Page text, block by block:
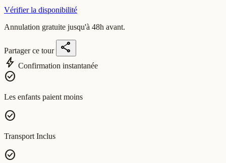
Vérifier la disponibilité
Annulation gratuite jusqu'à 48h avant.
Partager ce tour
share
bolt Confirmation instantanée
check_circle
Les enfants paient moins
check_circle
Transport Inclus
check_circle